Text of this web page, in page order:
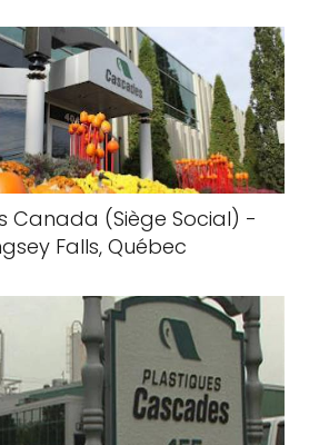
Canada (Siège Social) -
Falls, Québec